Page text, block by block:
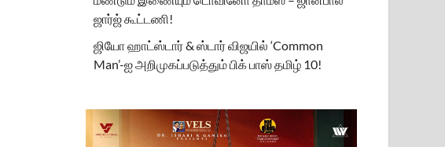
ஜார்ஜ் கூட்டணி!
ஜியோ ஹாட்ஸ்டார் & ஸ்டார் விஜயில் ‘Common
Man’-ஐ அறிமுகப்படுத்தும் பிக் பாஸ் தமிழ் 10!